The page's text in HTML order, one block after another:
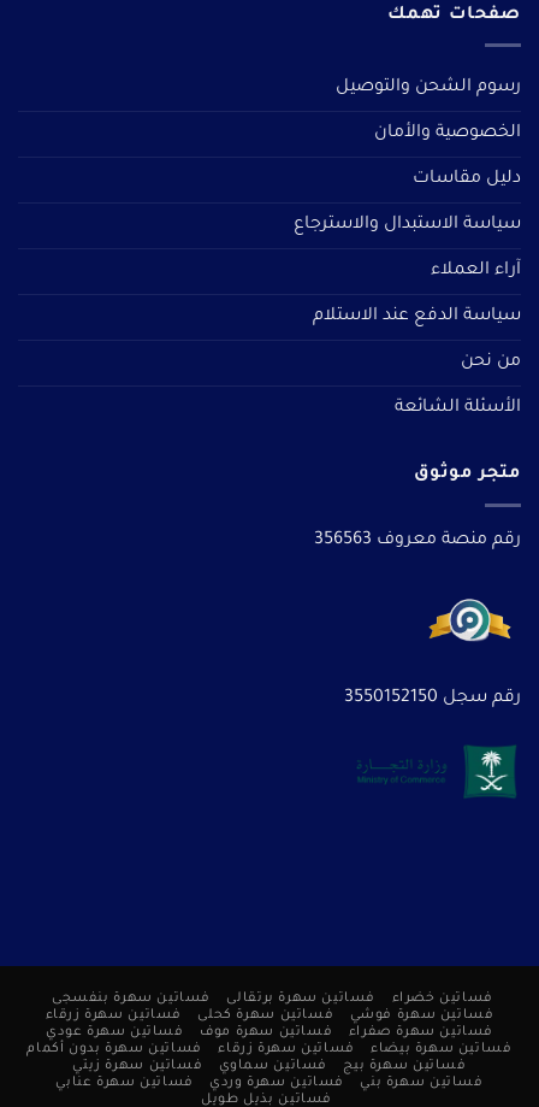
صفحات تهمك
رسوم الشحن والتوصيل
الخصوصية والأمان
دليل مقاسات
سياسة الاستبدال والاسترجاع
آراء العملاء
سياسة الدفع عند الاستلام
من نحن
الأسئلة الشائعة
متجر موثوق
رقم منصة معروف 356563
رقم سجل 3550152150
فساتين خضراء فساتين سهرة برتقالى
فساتين سهرة بنفسجى
فساتين سهرة فوشي
فساتين سهرة كحلى
فساتين سهرة زرقاء
فساتين سهرة صفراء
فساتين سهرة موف
فساتين سهرة عودي
فساتين سهرة بيضاء
فساتين سهرة زرقاء
فساتين سهرة بدون أكمام
فساتين سهرة بيج
فساتين سماوي
فساتين سهرة زيتي
فساتين سهرة بني
فساتين سهرة وردي
فساتين سهرة عنابي
فساتين بذيل طويل